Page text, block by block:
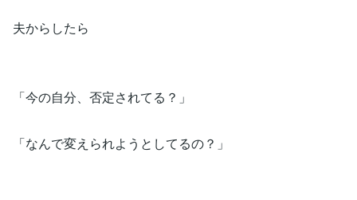
夫からしたら
「今の自分、否定されてる？」
「なんで変えられようとしてるの？」